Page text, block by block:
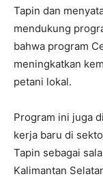
Tapin dan
mendukung
bahwa program
meningkatkan
petani lokal.
Program ini juga
kerja baru di
Tapin sebagai
Kalimantan